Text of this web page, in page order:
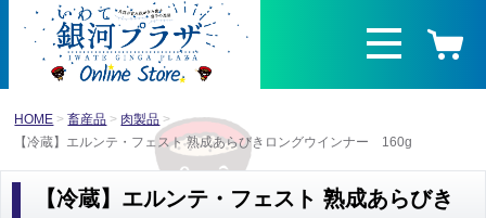
HOME 畜産品
肉製品
【冷蔵】エルンテ・フェスト 熟成あらびきロングウインナー 160g
【冷蔵】エルンテ・フェスト 熟成あらびき